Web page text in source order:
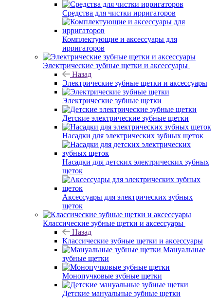
Средства для чистки ирригаторов
Комплектующие и аксессуары для
ирригаторов
Электрические зубные щетки и аксессуары
Назад
Электрические зубные щетки и аксессуары
Электрические зубные щетки
Детские электрические зубные щетки
Насадки для электрических зубных щеток
Насадки для детских электрических зубных
щеток
Аксессуары для электрических зубных
щеток
Классические зубные щетки и аксессуары
Назад
Классические зубные щетки и аксессуары
Мануальные
зубные щетки
Монопучковые зубные щетки
Детские мануальные зубные щетки